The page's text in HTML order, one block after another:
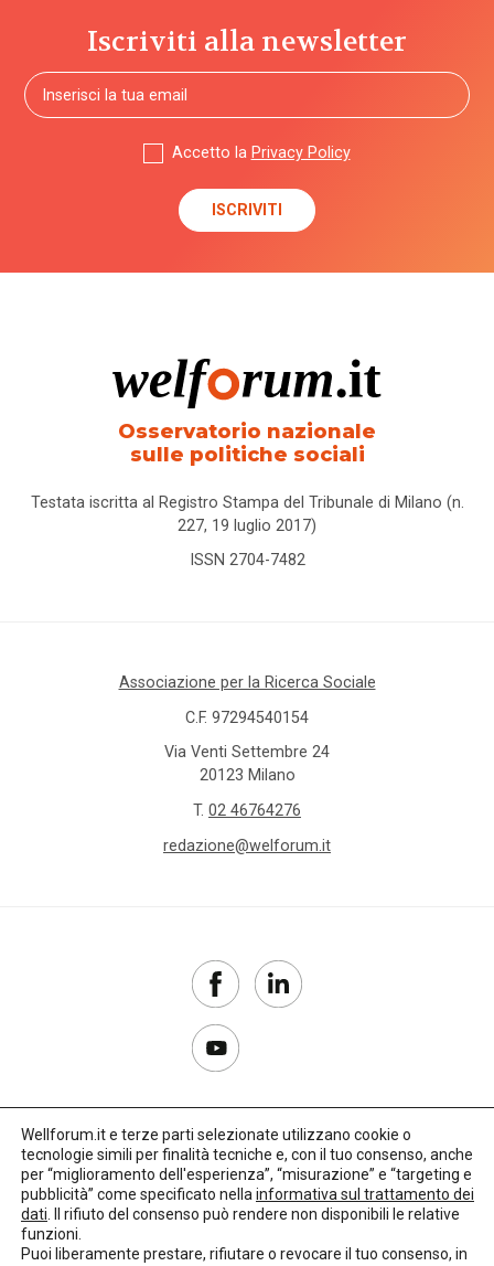
Iscriviti alla newsletter
Accetto la Privacy Policy
Osservatorio nazionale
sulle politiche sociali
Testata iscritta al Registro Stampa del Tribunale di Milano (n.
227, 19 luglio 2017)
ISSN 2704-7482
Associazione per la Ricerca Sociale
C.F. 97294540154
Via Venti Settembre 24
20123 Milano
T. 02 46764276
redazione@welforum.it
Copyright 2017–2026
Privacy Policy
Wellforum.it e terze parti selezionate utilizzano cookie o
tecnologie simili per finalità tecniche e, con il tuo consenso, anche
per “miglioramento dell'esperienza”, “misurazione” e “targeting e
pubblicità” come specificato nella informativa sul trattamento dei
dati . Il rifiuto del consenso può rendere non disponibili le relative
funzioni.
Puoi liberamente prestare, rifiutare o revocare il tuo consenso, in